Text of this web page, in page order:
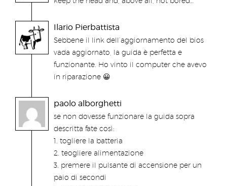
Ilario Pierbattista
Sebbene il link dell’aggiornamento del bios
vada aggiornato, la guida è perfetta e
funzionante. Ho vinto il computer che avevo
in riparazione 😀
paolo alborghetti
se non dovesse funzionare la guida sopra
descritta fate così:
1. togliere la batteria
2. teogliere alimentazione
3. premere il pulsante di accensione per un
paio di secondi